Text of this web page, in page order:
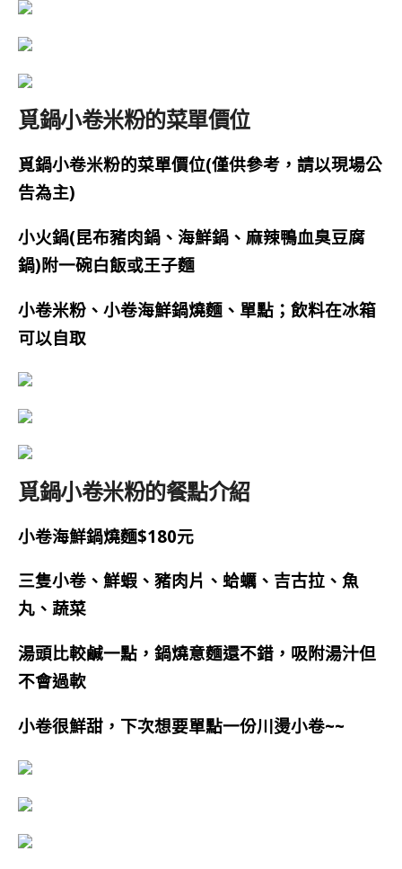
覓鍋小卷米粉的菜單價位
覓鍋小卷米粉的菜單價位(僅供參考，請以現場公
告為主)
小火鍋(昆布豬肉鍋、海鮮鍋、麻辣鴨血臭豆腐
鍋)附一碗白飯或王子麵
小卷米粉、小卷海鮮鍋燒麵、單點；飲料在冰箱
可以自取
覓鍋小卷米粉的餐點介紹
小卷海鮮鍋燒麵$180元
三隻小卷、鮮蝦、豬肉片、蛤蠣、吉古拉、魚
丸、蔬菜
湯頭比較鹹一點， 鍋燒意麵還不錯，吸附湯汁但
不會過軟
小卷很鮮甜，下次想要單點一份川燙小卷~~